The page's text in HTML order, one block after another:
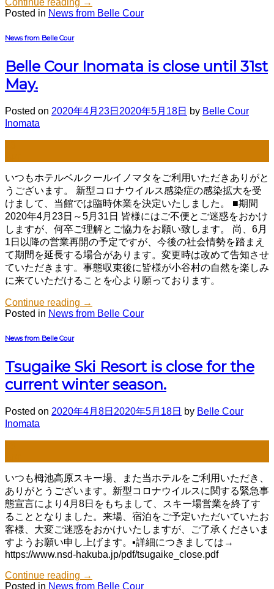
Continue reading →
Posted in News from Belle Cour
News from Belle Cour
Belle Cour Inomata is close until 31st
May.
Posted on 2020年4月23日 2020年5月18日 by Belle Cour
Inomata
いつもホテルベルクールイノマタをご利用いただきありがと
うございます。 新型コロナウイルス感染症の感染拡大を受
けまして、当館では臨時休業を決定いたしました。 ■期間
2020年4月23日～5月31日 皆様にはご不便とご迷惑をおかけ
しますが、何卒ご理解とご協力をお願い致します。 尚、6月
1日以降の営業再開の予定ですが、今後の社会情勢を踏まえ
て期間を延長する場合があります。変更時は改めて告知させ
ていただきます。事態収束後に皆様が小谷村の自然を楽しみ
に来ていただけることを心より願っております。
Continue reading →
Posted in News from Belle Cour
News from Belle Cour
Tsugaike Ski Resort is close for the
current winter season.
Posted on 2020年4月8日 2020年5月18日 by Belle Cour
Inomata
いつも栂池高原スキー場、また当ホテルをご利用いただき、
ありがとうございます。新型コロナウイルスに関する緊急事
態宣言により4月8日をもちまして、スキー場営業を終了す
ることとなりました。来場、宿泊をご予定いただいていたお
客様、大変ご迷惑をおかけいたしますが、ご了承くださいま
すようお願い申し上げます。▪詳細につきましては→
https://www.nsd-hakuba.jp/pdf/tsugaike_close.pdf
Continue reading →
Posted in News from Belle Cour